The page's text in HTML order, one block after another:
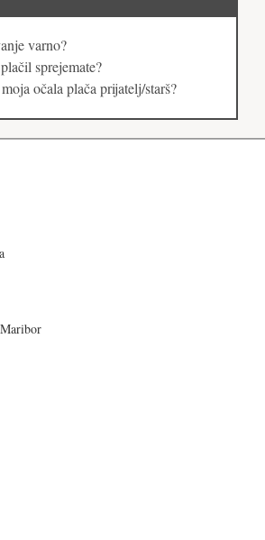
varno?
sprejemate?
očala plača prijatelj/starš?